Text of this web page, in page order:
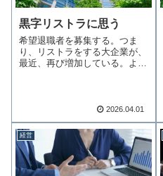
黒字リストラに思う
希望退職者を募集する。つま
り、リストラをする大企業が、
最近、再び増加している。より
2026.04.01
経営